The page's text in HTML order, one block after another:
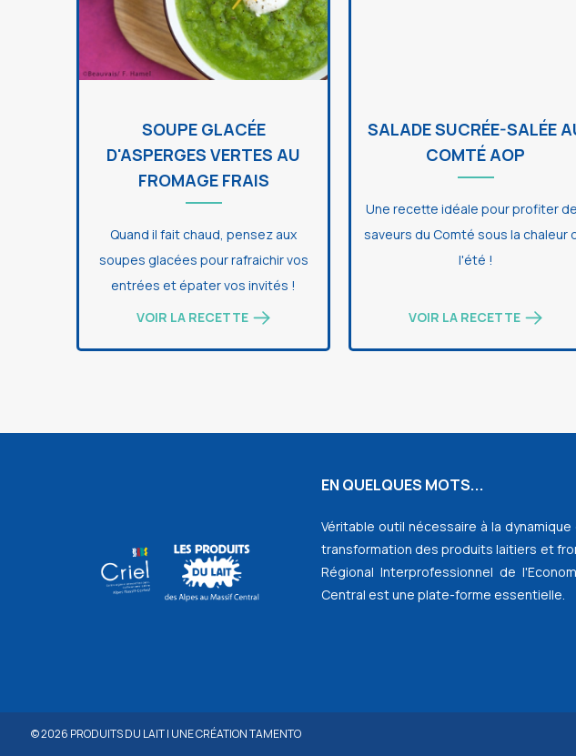
SOUPE GLACÉE
D'ASPERGES VERTES AU
FROMAGE FRAIS
Quand il fait chaud, pensez aux
soupes glacées pour rafraichir vos
entrées et épater vos invités !
VOIR LA RECETTE
SALADE SUCRÉE-SALÉE
COMTÉ AOP
Une recette idéale pour profiter
saveurs du Comté sous la chaleur
l'été !
VOIR LA RECETTE
EN QUELQUES MOTS...
Véritable outil nécessaire à la
transformation des produits laitiers et
Régional Interprofessionnel de
Central est une plate-forme essentielle.
© 2026 PRODUITS DU LAIT| UNE CRÉATION TAMENTO